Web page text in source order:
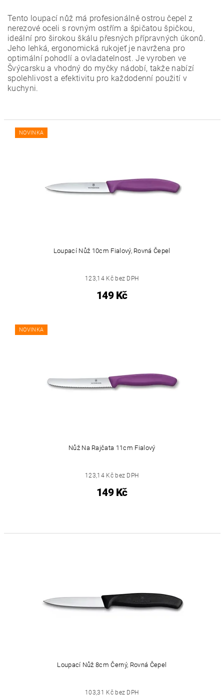
Tento loupací nůž má profesionálně ostrou čepel z
nerezové oceli s rovným ostřím a špičatou špičkou,
ideální pro širokou škálu přesných přípravných úkonů.
Jeho lehká, ergonomická rukojeť je navržena pro
optimální pohodlí a ovladatelnost. Je vyroben ve
Švýcarsku a vhodný do myčky nádobí, takže nabízí
spolehlivost a efektivitu pro každodenní použití v
kuchyni.
NOVINKA
Loupací Nůž 10cm Fialový, Rovná Čepel
123,14 Kč bez DPH
149 Kč
NOVINKA
Nůž Na Rajčata 11cm Fialový
123,14 Kč bez DPH
149 Kč
Loupací Nůž 8cm Černý, Rovná Čepel
103,31 Kč bez DPH